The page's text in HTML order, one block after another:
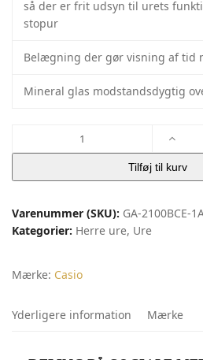
så der er frit udsyn til urets
stopur
Belægning der gør visning af tid
Mineral glas modstandsdygtig
G-
antal
Tilføj til kurv
Varenummer (SKU): GA-2100BCE-
Kategorier: Herre ure, Ure
Mærke: Casio
Yderligere information Mærke